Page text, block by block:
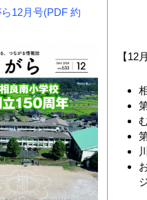
12月号(PDF 約
【12